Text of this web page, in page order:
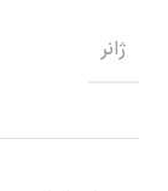
ژانر